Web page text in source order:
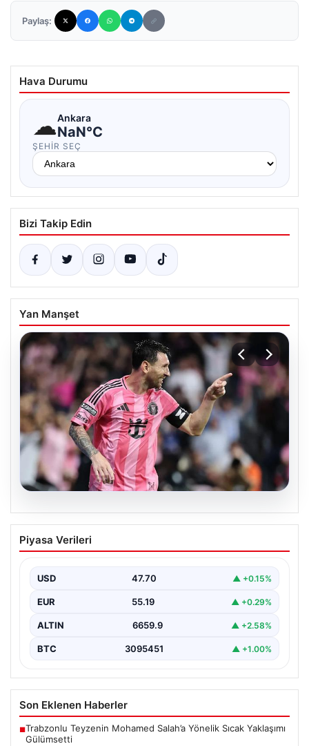
Paylaş:
Hava Durumu
☁Ankara
NaN°C
ŞEHIR SEÇ
Bizi Takip Edin
Yan Manşet
06.08.2026
Dünya Kupası rüzgârı sürüyor: Messi
Inter Miami’nin geri dönüşünü başlattı
karşısında geriye düştüğü bir mücadelede sahadan…
Piyasa Verileri
USD 47.70 ▲ +0.15%
EUR 55.19 ▲ +0.29%
ALTIN 6659.9 ▲ +2.58%
BTC 3095451 ▲ +1.00%
Son Eklenen Haberler
■Trabzonlu Teyzenin Mohamed Salah’a Yönelik Sıcak Yaklaşımı
Gülümsetti